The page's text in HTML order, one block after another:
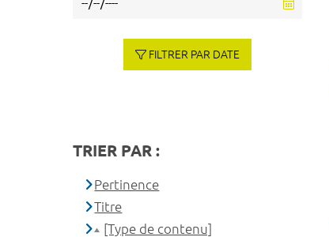
FILTRER PAR DATE
TRIER PAR :
Pertinence
Titre
[Type de contenu]